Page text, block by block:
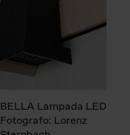
BELLA Lampada LED
Fotografo: Lorenz